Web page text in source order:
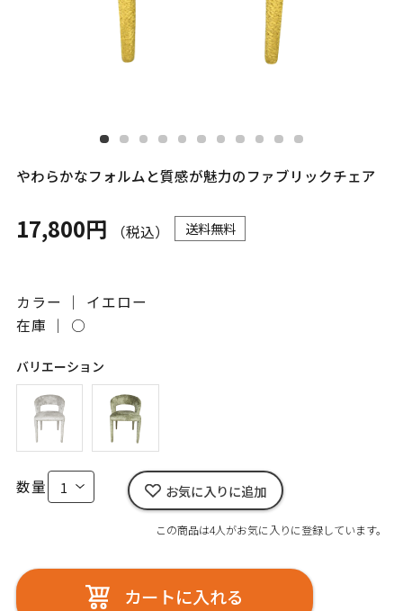
やわらかなフォルムと質感が魅力のファブリックチェア
17,800円 （税込） 送料無料
カラー ｜ イエロー
在庫 ｜ ○
バリエーション
数量 お気に入りに追加
この商品は4人がお気に入りに登録しています。
カートに入れる